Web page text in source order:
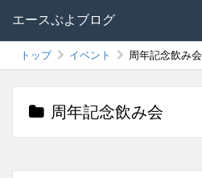
エースぷよブログ
トップ イベント 周年記念飲み会
周年記念飲み会